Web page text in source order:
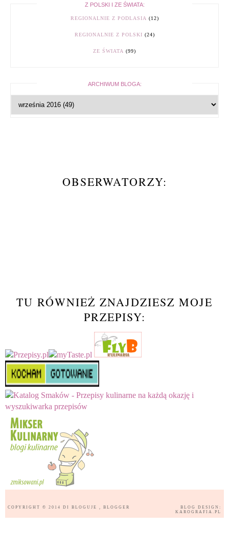
Z POLSKI I ZE ŚWIATA:
REGIONALNIE Z PODLASIA (12)
REGIONALNIE Z POLSKI (24)
ZE ŚWIATA (99)
ARCHIWUM BLOGA:
OBSERWATORZY:
TU RÓWNIEŻ ZNAJDZIESZ MOJE
PRZEPISY:
COPYRIGHT © 2014 DI BLOGUJE , BLOGGER
BLOG DESIGN:
KAROGRAFIA.PL